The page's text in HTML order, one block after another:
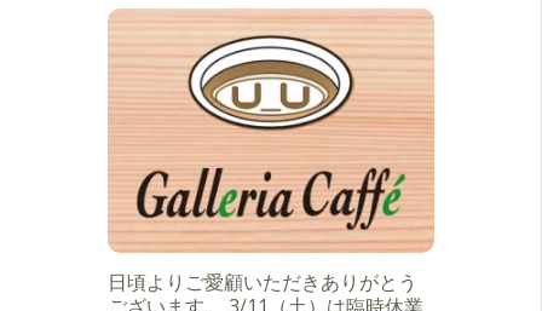
日頃よりご愛顧いただきありがとう